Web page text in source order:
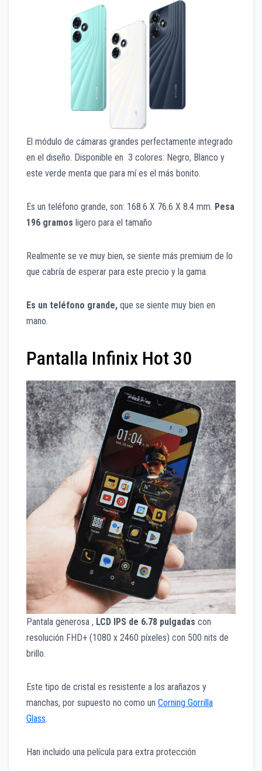
El módulo de cámaras grandes perfectamente integrado
en el diseño. Disponible en 3 colores: Negro, Blanco y
este verde menta que para mí es el más bonito.
Es un teléfono grande, son: 168.6 X 76.6 X 8.4 mm. Pesa
196 gramos ligero para el tamaño
Realmente se ve muy bien, se siente más premium de lo
que cabría de esperar para este precio y la gama.
Es un teléfono grande, que se siente muy bien en
mano.
Pantalla Infinix Hot 30
Pantala generosa , LCD IPS de 6.78 pulgadas con
resolución FHD+ (1080 x 2460 píxeles) con 500 nits de
brillo.
Este tipo de cristal es resistente a los arañazos y
manchas, por supuesto no como un Corning Gorrilla
Glass.
Han incluido una película para extra protección